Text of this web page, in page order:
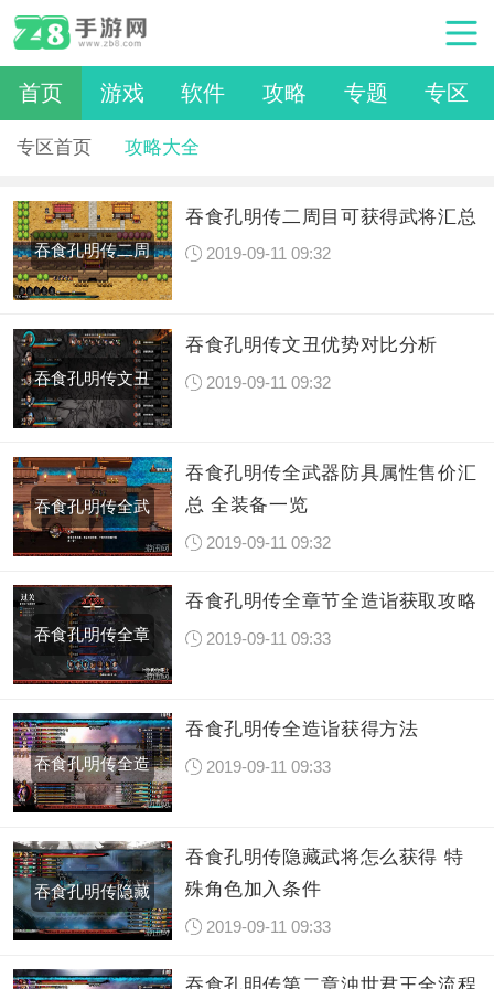
首页 游戏 软件 攻略 专题 专区
专区首页 攻略大全
吞食孔明传二周
目可获
吞食孔明传二周目可获得武将汇总
2019-09-11 09:32
吞食孔明传文丑
优势对
吞食孔明传文丑优势对比分析
2019-09-11 09:32
吞食孔明传全武
器防具
吞食孔明传全武器防具属性售价汇
总 全装备一览
2019-09-11 09:32
吞食孔明传全章
节全造
吞食孔明传全章节全造诣获取攻略
2019-09-11 09:33
吞食孔明传全造
诣获得
吞食孔明传全造诣获得方法
2019-09-11 09:33
吞食孔明传隐藏
武将怎
吞食孔明传隐藏武将怎么获得 特
殊角色加入条件
2019-09-11 09:33